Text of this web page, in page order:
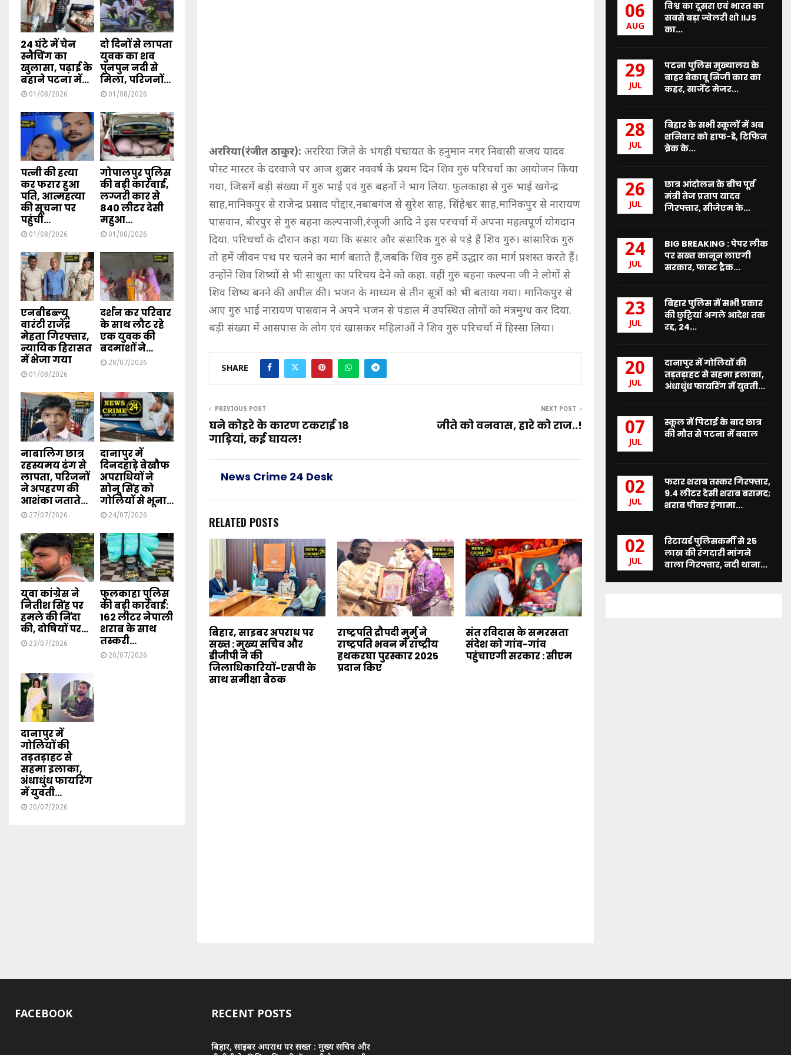
अररिया(रंजीत ठाकुर): अररिया जिले के भंगही पंचायत के हनुमान नगर निवासी संजय यादव
पोस्ट मास्टर के दरवाजे पर आज शुक्रवार नववर्ष के प्रथम दिन शिव गुरु परिचर्चा का आयोजन किया
गया, जिसमें बड़ी संख्या में गुरु भाई एवं गुरु बहनों ने भाग लिया. फुलकाहा से गुरु भाई खगेन्द्र
साह,मानिकपुर से राजेन्द्र प्रसाद पोद्दार,नबाबगंज से सुरेश साह, सिंहेश्वर साह,मानिकपुर से नारायण
पासवान, बीरपुर से गुरु बहना कल्पनाजी,रंजूजी आदि ने इस परचर्चा में अपना महत्वपूर्ण योगदान
दिया. परिचर्चा के दौरान कहा गया कि संसार और संसारिक गुरु से पड़े हैं शिव गुरु। सांसारिक गुरु
तो हमें जीवन पथ पर चलने का मार्ग बताते हैं,जबकि शिव गुरु हमें उद्धार का मार्ग प्रशस्त करते हैं।
उन्होंने शिव शिष्यों से भी साधुता का परिचय देने को कहा. वहीं गुरु बहना कल्पना जी ने लोगों से
शिव शिष्य बनने की अपील की। भजन के माध्यम से तीन सूत्रों को भी बताया गया। मानिकपुर से
आए गुरु भाई नारायण पासवान ने अपने भजन से पंडाल में उपस्थित लोगों को मंत्रमुग्ध कर दिया.
बड़ी संख्या में आसपास के लोग एवं खासकर महिलाओं ने शिव गुरु परिचर्चा में हिस्सा लिया।
SHARE
PREVIOUS POST
घने कोहरे के कारण टकराई 18
गाड़ियां, कई घायल!
NEXT POST
जीते को वनवास, हारे को राज..!
News Crime 24 Desk
RELATED POSTS
बिहार, साइबर अपराध पर
सख्त : मुख्य सचिव और
डीजीपी ने की
जिलाधिकारियों-एसपी के
साथ समीक्षा बैठक
राष्ट्रपति द्रौपदी मुर्मु ने
राष्ट्रपति भवन में राष्ट्रीय
हथकरघा पुरस्कार 2025
प्रदान किए
संत रविदास के समरसता
संदेश को गांव-गांव
पहुंचाएगी सरकार : सीएम
24 घंटे में चेन
स्नैचिंग का
खुलासा, पढ़ाई के
बहाने पटना में...
01/08/2026
दो दिनों से लापता
युवक का शव
पुनपुन नदी से
मिला, परिजनों...
01/08/2026
पत्नी की हत्या
कर फरार हुआ
पति, आत्महत्या
की सूचना पर
पहुंची...
01/08/2026
गोपालपुर पुलिस
की बड़ी कार्रवाई,
लग्जरी कार से
840 लीटर देसी
महुआ...
01/08/2026
एनबीडब्ल्यू
वारंटी राजेंद्र
मेहता गिरफ्तार,
न्यायिक हिरासत
में भेजा गया
01/08/2026
दर्शन कर परिवार
के साथ लौट रहे
एक युवक की
बदमाशों ने...
28/07/2026
नाबालिग छात्र
रहस्यमय ढंग से
लापता, परिजनों
ने अपहरण की
आशंका जताते...
27/07/2026
दानापुर में
दिनदहाड़े बेखौफ
अपराधियों ने
सोनू सिंह को
गोलियों से भूना...
24/07/2026
युवा कांग्रेस ने
नितीश सिंह पर
हमले की निंदा
की, दोषियों पर...
23/07/2026
फुलकाहा पुलिस
की बड़ी कार्रवाई:
162 लीटर नेपाली
शराब के साथ
तस्करी...
20/07/2026
दानापुर में
गोलियों की
तड़तड़ाहट से
सहमा इलाका,
अंधाधुंध फायरिंग
में युवती...
20/07/2026
06
AUG
विश्व का दूसरा एवं भारत का
सबसे बड़ा ज्वेलरी शो IIJS
का...
29
JUL
पटना पुलिस मुख्यालय के
बाहर बेकाबू निजी कार का
कहर, सार्जेंट मेजर...
28
JUL
बिहार के सभी स्कूलों में अब
शनिवार को हाफ-डे, टिफिन
ब्रेक के...
26
JUL
छात्र आंदोलन के बीच पूर्व
मंत्री तेज प्रताप यादव
गिरफ्तार, सीजेएम के...
24
JUL
BIG BREAKING : पेपर लीक
पर सख्त कानून लाएगी
सरकार, फास्ट ट्रैक...
23
JUL
बिहार पुलिस में सभी प्रकार
की छुट्टियां अगले आदेश तक
रद्द, 24...
20
JUL
दानापुर में गोलियों की
तड़तड़ाहट से सहमा इलाका,
अंधाधुंध फायरिंग में युवती...
07
JUL
स्कूल में पिटाई के बाद छात्र
की मौत से पटना में बवाल
02
JUL
फरार शराब तस्कर गिरफ्तार,
9.4 लीटर देसी शराब बरामद;
शराब पीकर हंगामा...
02
JUL
रिटायर्ड पुलिसकर्मी से 25
लाख की रंगदारी मांगने
वाला गिरफ्तार, नदी थाना...
FACEBOOK RECENT POSTS
बिहार, साइबर अपराध पर सख्त : मुख्य सचिव और